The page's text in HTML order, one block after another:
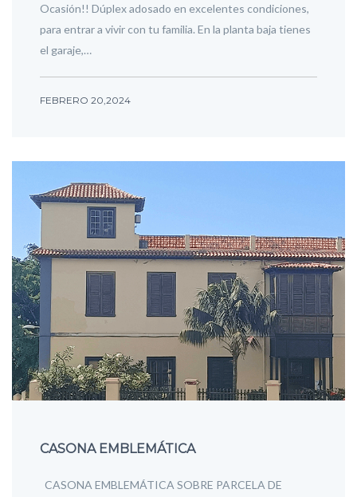
Ocasión!! Dúplex adosado en excelentes condiciones,
para entrar a vivir con tu familia. En la planta baja tienes
el garaje,…
FEBRERO 20,2024
CASONA EMBLEMÁTICA
CASONA EMBLEMÁTICA SOBRE PARCELA DE